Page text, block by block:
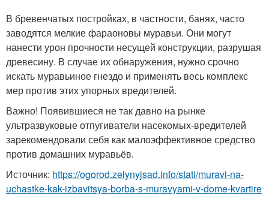
В бревенчатых постройках, в частности, банях, часто
заводятся мелкие фараоновы муравьи. Они могут
нанести урон прочности несущей конструкции, разрушая
древесину. В случае их обнаружения, нужно срочно
искать муравьиное гнездо и применять весь комплекс
мер против этих упорных вредителей.
Важно! Появившиеся не так давно на рынке
ультразвуковые отпугиватели насекомых-вредителей
зарекомендовали себя как малоэффективное средство
против домашних муравьёв.
Источник: https://ogorod.zelynyjsad.info/stati/muravi-na-
uchastke-kak-izbavitsya-borba-s-muravyami-v-dome-kvartire